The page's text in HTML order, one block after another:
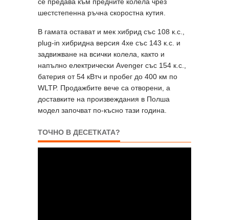
се предава към предните колела чрез
шестстепенна ръчна скоростна кутия.
В гамата остават и мек хибрид със 108 к.с.,
plug-in хибридна версия 4xe със 143 к.с. и
задвижване на всички колела, както и
напълно електрически Avenger със 154 к.с.,
батерия от 54 кВтч и пробег до 400 км по
WLTP. Продажбите вече са отворени, а
доставките на произвеждания в Полша
модел започват по-късно тази година.
ТОЧНО В ДЕСЕТКАТА?